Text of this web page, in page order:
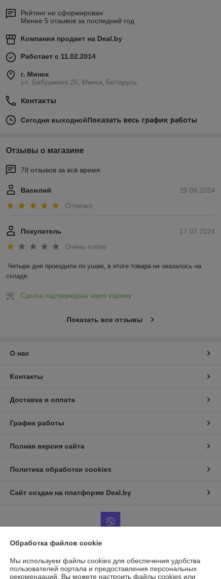
Рейтинг не сформирован
Менее 5 отзывов за последний год
Компания продает на Deal.by
Работает с 11.02.2014
г. Минск
ул. Бабушкина 25, Минск, Беларусь
Контакты
Сегодня выходнойПоказать весь график работы
Отзывы о магазине
78 отзывов за всё время
20.08.2024
Василий
Отлично
17.07.2024
Покупатель
Очень плохо
Четыре дня проездили по ушам, в итоге товара не оказалось на
складе.
Сделка подтверждена через корзину
Показать все отзывы
О нас
Контакты
Доставка и оплата
График работы
Полная версия сайта
Политика обработки cookies
Сайт создан на платформе Deal.by
Информация для покупателя
Юридическое лицо:ООО "ГАЗАВТОТОРГ"
Обработка файлов cookie
Мы используем файлы cookies для обеспечения удобства
пользователей портала и предоставления персональных
рекомендаций. Вы можете настроить файлы cookies или